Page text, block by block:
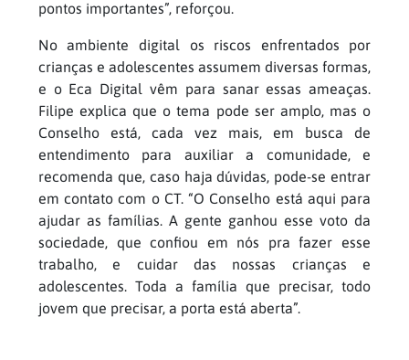
pontos importantes”, reforçou.
No ambiente digital os riscos enfrentados por
crianças e adolescentes assumem diversas formas,
e o Eca Digital vêm para sanar essas ameaças.
Filipe explica que o tema pode ser amplo, mas o
Conselho está, cada vez mais, em busca de
entendimento para auxiliar a comunidade, e
recomenda que, caso haja dúvidas, pode-se entrar
em contato com o CT. “O Conselho está aqui para
ajudar as famílias. A gente ganhou esse voto da
sociedade, que confiou em nós pra fazer esse
trabalho, e cuidar das nossas crianças e
adolescentes. Toda a família que precisar, todo
jovem que precisar, a porta está aberta”.